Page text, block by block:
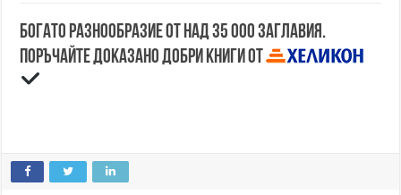
Богато разнообразие от над 35 000 заглавия.
Поръчайте доказано добри книги от